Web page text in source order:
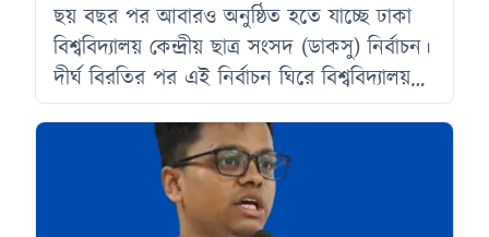
ছয় বছর পর আবারও অনুষ্ঠিত হতে যাচ্ছে ঢাকা
বিশ্ববিদ্যালয় কেন্দ্রীয় ছাত্র সংসদ (ডাকসু) নির্বাচন।
দীর্ঘ বিরতির পর এই নির্বাচন ঘিরে বিশ্ববিদ্যালয়
ক্যাম্পাসে সৃষ্টি হয়েছে উৎসবমুখর পরিবেশ।
সোমবার ছিল প্রচারণার শেষ দিন, এখন শিক্ষার্থীরা
অপেক্ষায় আছেন আগামীকাল মঙ্গলবারের
ভোটগ্রহণের জন্য। নির্বাচন কমিশনের তথ্য